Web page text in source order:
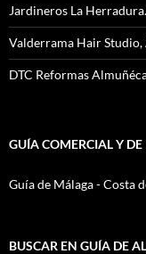
Jardineros La Herradura.
Valderrama Hair Studio,
DTC Reformas
GUÍA COMERCIAL Y
Guía de Málaga - Costa
BUSCAR EN GUÍA DE